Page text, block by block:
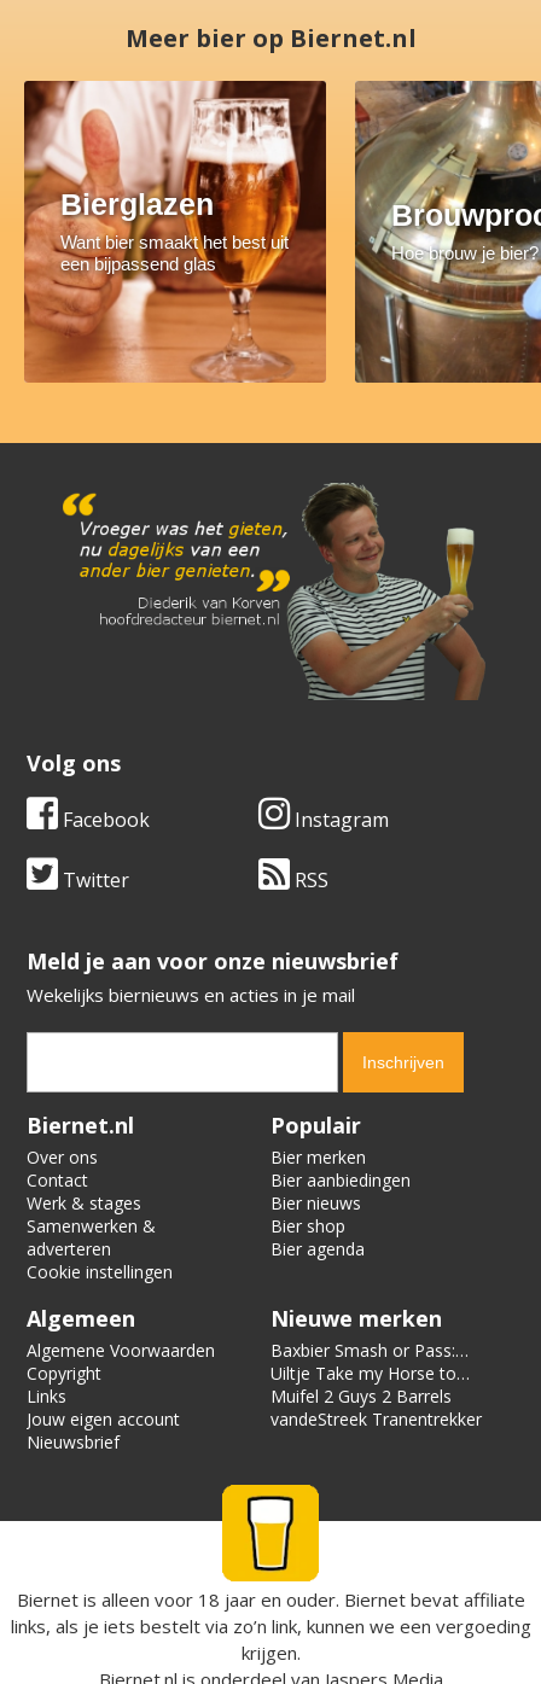
Meer bier op Biernet.nl
Bierglazen
Want bier smaakt het best uit
een bijpassend glas
Hoe brouw je bier?
Volg ons
Facebook Instagram
Twitter RSS
​​​​​​​Meld je aan voor onze nieuwsbrief
Wekelijks biernieuws en acties in je mail
Verification code:
Biernet.nl
Over ons
Contact
Werk & stages
Samenwerken &
adverteren
Cookie instellingen
Populair
Bier merken
Bier aanbiedingen
Bier nieuws
Bier shop
Bier agenda
Algemeen
Algemene Voorwaarden
Copyright
Links
Jouw eigen account
Nieuwsbrief
Nieuwe merken
Baxbier Smash or Pass:
Strata
Uiltje Take my Horse to
the Hotel Room
Muifel 2 Guys 2 Barrels
vandeStreek Tranentrekker
Biernet is alleen voor 18 jaar en ouder. Biernet bevat affiliate
links, als je iets bestelt via zo’n link, kunnen we een vergoeding
krijgen.
Biernet.nl is onderdeel van Jaspers Media